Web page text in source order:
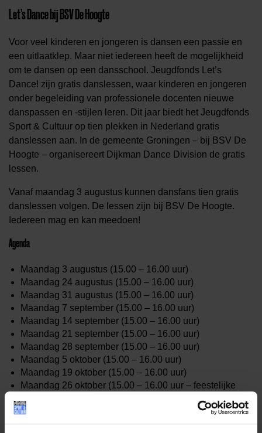
Let’s Dance bij BSV De Hoogte
Voor veel kinderen en jongeren is dansen een passie en
een uitlaatklep. Maar niet iedereen heeft de mogelijkheid
om te dansen op een dansschool. Jeugdfonds Let’s
Dance! zijn gratis danslessen, waar kinderen en jongeren
onder begeleiding van professionele docenten nieuwe
danspassen en -stijlen leren. Dit jaar biedt het Jeugdfonds
Sport & Cultuur op tien plekken in Nederland gratis
danslessen aan. In de gemeente Groningen – bij BSV De
Hoogte – organisereert Dijkman Dance Division de gratis
lessen.
Vanaf maandag 3 augustus kunnen dansfans tien gratis
danslessen volgen. De lessen zijn bij BSV De Hoogte.
Iedereen mag en kan meedoen!
Agenda
Maandag 3 augustus (15.00 – 16.00 uur)
Maandag 24 augustus (15.00 – 16.00 uur)
Maandag 31 augustus (15.00 – 16.00 uur)
Maandag 7 september (15.00 – 16.00 uur)
Maandag 14 september (15.00 – 16.00 uur)
Maandag 21 september (15.00 – 16.00 uur)
Maandag 28 september (15.00 – 16.00 uur)
Maandag 5 oktober (15.00 – 16.00 uur)
Maandag 19 oktober (15.00 – 16.00 uur)
Maandag 26 oktober (15.00 – 16.00 uur – feestelijke
Door met lessen?